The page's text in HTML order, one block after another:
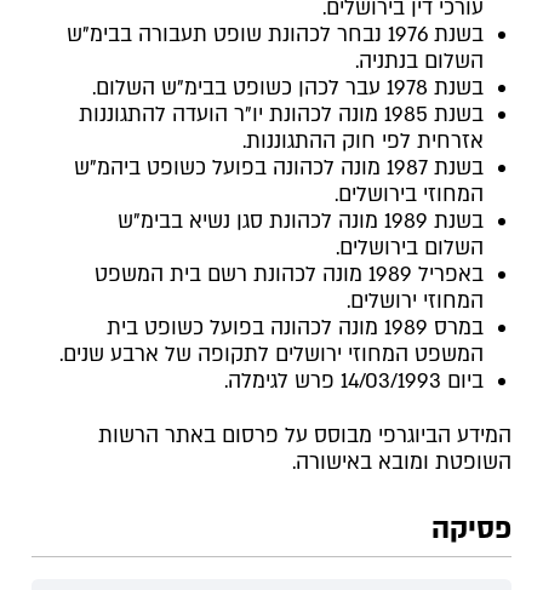
עורכי דין בירושלים.
בשנת 1976 נבחר לכהונת שופט תעבורה בבימ"ש
השלום בנתניה.
בשנת 1978 עבר לכהן כשופט בבימ"ש השלום.
בשנת 1985 מונה לכהונת יו"ר הועדה להתגוננות
אזרחית לפי חוק ההתגוננות.
בשנת 1987 מונה לכהונה בפועל כשופט ביהמ"ש
המחוזי בירושלים.
בשנת 1989 מונה לכהונת סגן נשיא בבימ"ש
השלום בירושלים.
באפריל 1989 מונה לכהונת רשם בית המשפט
המחוזי ירושלים.
במרס 1989 מונה לכהונה בפועל כשופט בית
המשפט המחוזי ירושלים לתקופה של ארבע שנים.
ביום 14/03/1993 פרש לגימלה.
המידע הביוגרפי מבוסס על פרסום באתר הרשות
השופטת ומובא באישורה.
פסיקה